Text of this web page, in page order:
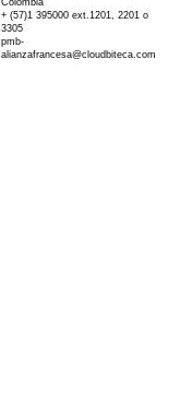
Colombia
+ (57)1 395000 ext.1201, 2201 o
3305
pmb-
alianzafrancesa@cloudbiteca.com